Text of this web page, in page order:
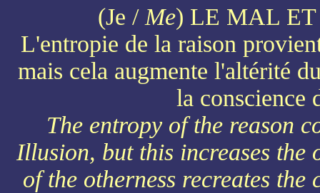
(Je / Me) LE MAL
L'entropie de la raison
mais cela augmente l'altérité
la conscience
The entropy of the reason
Illusion, but this increases the
of the otherness recreates